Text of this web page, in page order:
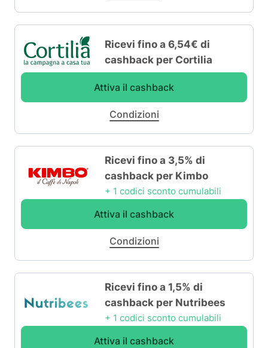
Ricevi fino a 6,54€ di
cashback per Cortilia
Attiva il cashback
Condizioni
Ricevi fino a 3,5% di
cashback per Kimbo
+ 1 codici sconto cumulabili
Attiva il cashback
Condizioni
Ricevi fino a 1,5% di
cashback per Nutribees
+ 1 codici sconto cumulabili
Attiva il cashback